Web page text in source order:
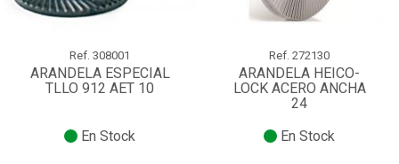
Ref. 308001
ARANDELA ESPECIAL
TLLO 912 AET 10
En Stock
Ref. 272130
ARANDELA HEICO-
LOCK ACERO ANCHA
24
En Stock